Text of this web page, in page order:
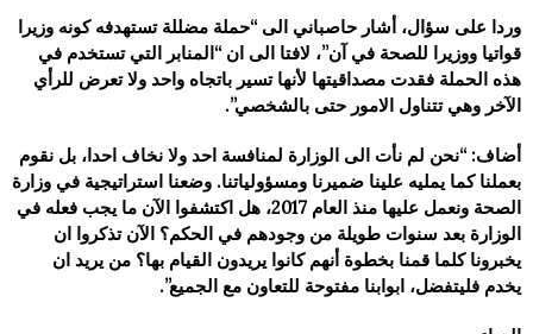
وردا على سؤال، أشار حاصباني الى “حملة مضللة تستهدفه كونه وزيرا
قواتيا ووزيرا للصحة في آن”، لافتا الى ان “المنابر التي تستخدم في
هذه الحملة فقدت مصداقيتها لأنها تسير باتجاه واحد ولا تعرض للرأي
الآخر وهي تتناول الامور حتى بالشخصي”.
أضاف: “نحن لم نأت الى الوزارة لمنافسة احد ولا نخاف احدا، بل نقوم
بعملنا كما يمليه علينا ضميرنا ومسؤولياتنا. وضعنا استراتيجية في وزارة
الصحة ونعمل عليها منذ العام 2017، هل اكتشفوا الآن ما يجب فعله في
الوزارة بعد سنوات طويلة من وجودهم في الحكم؟ الآن تذكروا ان
يخبرونا كلما قمنا بخطوة أنهم كانوا يريدون القيام بها؟ من يريد ان
يخدم فليتفضل، ابوابنا مفتوحة للتعاون مع الجميع”.